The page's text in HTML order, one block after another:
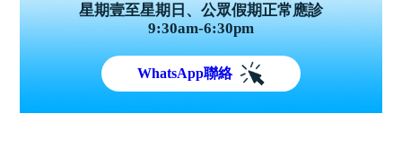
星期壹至星期日、公眾假期正常應診
9:30am-6:30pm
WhatsApp聯絡